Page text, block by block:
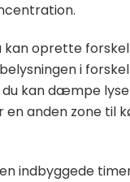
oprette
i
kan dæmpe
anden zone til
indbyggede